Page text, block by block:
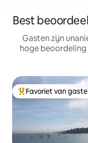
Best
Gasten zijn
hoge
Topfavoriet van
Favoriet van